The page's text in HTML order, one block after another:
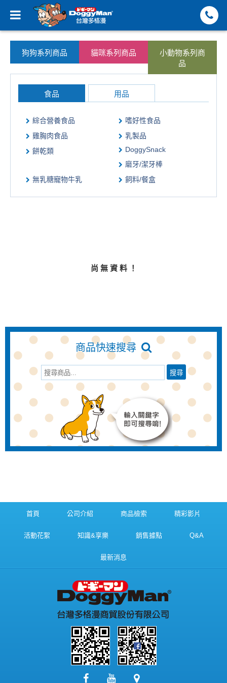
狗狗系列商品 貓咪系列商品
小動物系列商
品
食品 用品
綜合營養食品
嗜好性食品
雞胸肉食品
乳製品
餅乾類
DoggySnack
磨牙/潔牙棒
無乳糖寵物牛乳
飼料/餐盒
尚 無 資 料 ！
商品快速搜尋
首頁 公司介紹 商品檢索 精彩影片
活動花絮 知識&享樂 銷售據點 Q&A
最新消息